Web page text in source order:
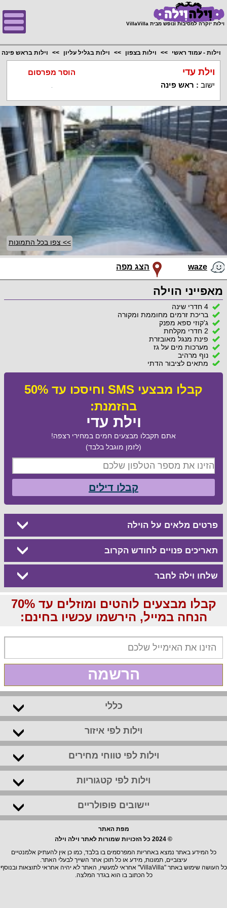
וילות יוקרה למסיבות ונופש מבית VillaVilla
וילות - עמוד ראשי וילות בצפון וילות בגליל עליון וילות בראש פינה
וילת עדי
ישוב : ראש פינה
הוסר מפרסום
>> צפו בכל התמונות
waze הצג מפה
מאפייני הוילה
4 חדרי שינה
בריכת זרמים מחוממת ומקורה
ג'קוזי ספא מפנק
2 חדרי מקלחת
פינת מנגל מאובזרת
מערכות מים על גז
נוף מרהיב
מתאים לציבור הדתי
קבלו מבצעי SMS וחיסכו עד 50%
בהזמנת:
וילת עדי
אתם תקבלו מבצעים חמים במחירי רצפה!
(לזמן מוגבל בלבד)
קבלו דילים
פרטים מלאים על הוילה
תאריכים פנויים לחודש הקרוב
שלחו וילה לחבר
קבלו מבצעים לוהטים ומוזלים עד 70%
הנחה במייל, הירשמו עכשיו בחינם:
הרשמה
כללי
וילות לפי איזור
וילות לפי טווחי מחירים
וילות לפי קטגוריות
יישובים פופולריים
מפת האתר
© 2024 כל הזכויות שמורות לאתר וילה וילה
כל המידע באתר נמצא באחריות המפרסמים בו בלבד, כמו כן אין להעתיק אלמנטיים
עיצוביים, תמונות, מידע או כל תוכן אחר השייך לבעלי האתר.
כל העושה שימוש באתר "VillaVilla" אחראי למעשיו, האתר לא יהיה אחראי לתוצאות ובנוסף
כל הכתוב בו הוא בגדר המלצה.